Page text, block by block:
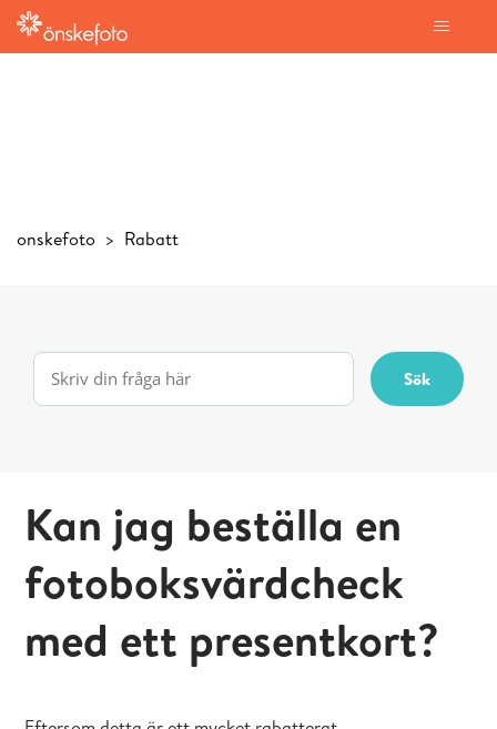
onskefoto Rabatt
Kan jag beställa en
fotoboksvärdcheck
med ett presentkort?